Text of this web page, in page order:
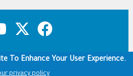
Privacy Policy
Terms of use
To Enhance Your User Experience.
privacy policy